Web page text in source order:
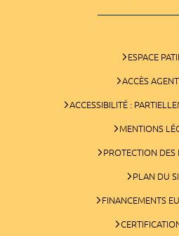
ESPACE
ACCÈS
ACCESSIBILITÉ :
MENTIONS
PROTECTION DES
PLAN DU
FINANCEMENTS